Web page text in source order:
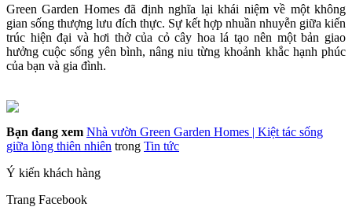
Green Garden Homes đã định nghĩa lại khái niệm về một không
gian sống thượng lưu đích thực. Sự kết hợp nhuần nhuyễn giữa kiến
trúc hiện đại và hơi thở của cỏ cây hoa lá tạo nên một bản giao
hưởng cuộc sống yên bình, nâng niu từng khoảnh khắc hạnh phúc
của bạn và gia đình.
Bạn đang xem Nhà vườn Green Garden Homes | Kiệt tác sống
giữa lòng thiên nhiên trong Tin tức
Ý kiến khách hàng
Trang Facebook